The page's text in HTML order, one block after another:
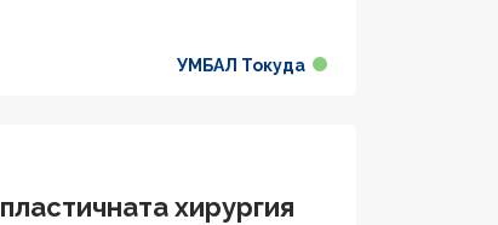
УМБАЛ Токуда
хирургия